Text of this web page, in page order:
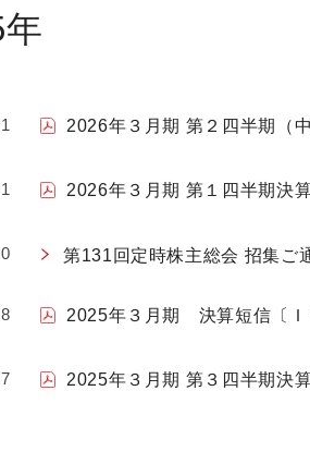
2026年３月期 第２四半期（
2026年３月期 第１四半期決
第131回定時株主総会 招集ご
2025年３月期 決算短信〔Ｉ
2025年３月期 第３四半期決